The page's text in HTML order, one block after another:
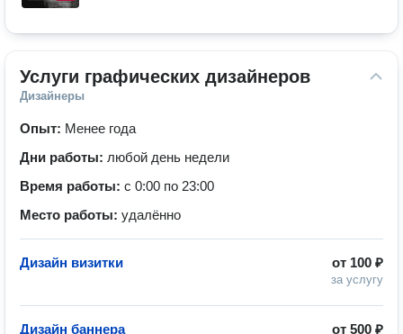
Услуги графических дизайнеров
Дизайнеры
Опыт: Менее года
Дни работы: любой день недели
Время работы: с 0:00 по 23:00
Место работы: удалённо
от 100 ₽
за услугу
Дизайн визитки
от 500 ₽
Дизайн баннера